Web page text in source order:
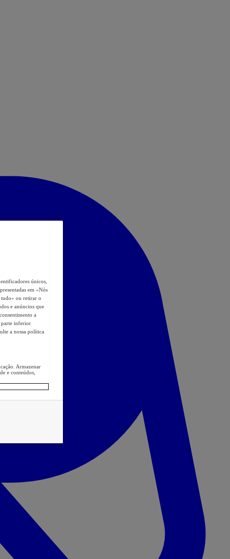
únicos,
em «Nós
tudo» ou retirar o
e anúncios que
a
parte inferior
a nossa política
Armazenar
e conteúdos,